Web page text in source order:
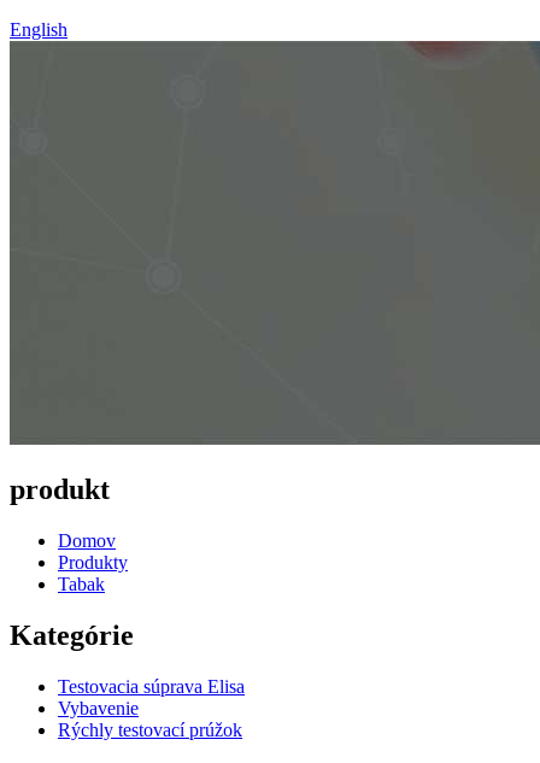
English
produkt
Domov
Produkty
Tabak
Kategórie
Testovacia súprava Elisa
Vybavenie
Rýchly testovací prúžok